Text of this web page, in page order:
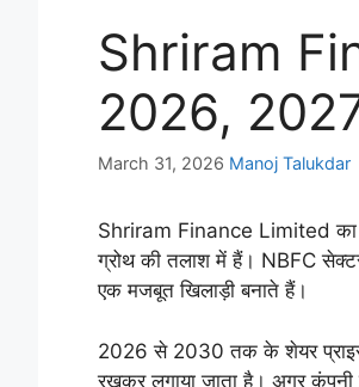
Shriram
2026,
March 31, 2026 Manoj Talukdar
Shriram Finance Limited का
ग्रोथ की तलाश में हैं। NBFC
एक मजबूत खिलाड़ी बनाते हैं।
2026 से 2030 तक के शेयर प्राइस
रखकर लगाया जाता है। अगर कंपनी